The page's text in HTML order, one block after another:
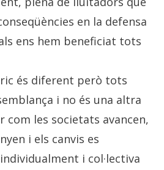
en la defensa
ens hem beneficiat tots
és diferent però tots
i no és una altra
com les societats avancen,
i els canvis es
i col·lectiva